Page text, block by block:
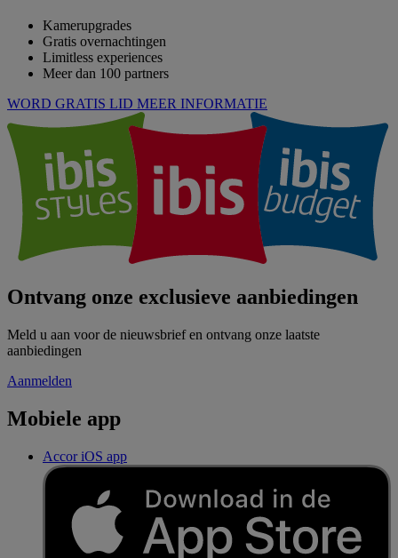
Kamerupgrades
Gratis overnachtingen
Limitless experiences
Meer dan 100 partners
WORD GRATIS LID MEER INFORMATIE
Ontvang onze exclusieve aanbiedingen
Meld u aan voor de nieuwsbrief en ontvang onze laatste
aanbiedingen
Aanmelden
Mobiele app
Accor iOS app